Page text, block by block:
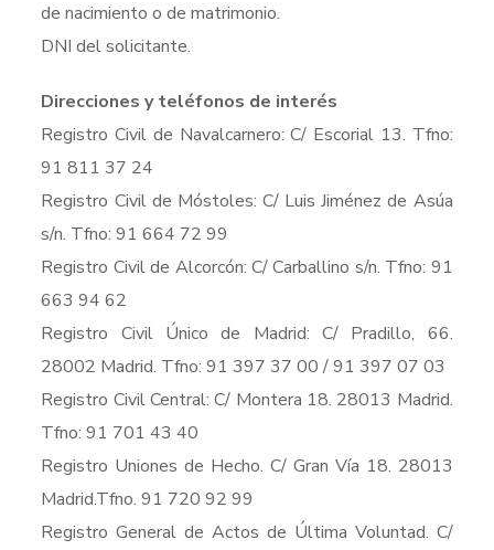
de nacimiento o de matrimonio.
DNI del solicitante.
Direcciones y teléfonos de interés
Registro Civil de Navalcarnero: C/ Escorial 13. Tfno:
91 811 37 24
Registro Civil de Móstoles: C/ Luis Jiménez de Asúa
s/n. Tfno: 91 664 72 99
Registro Civil de Alcorcón: C/ Carballino s/n. Tfno: 91
663 94 62
Registro Civil Único de Madrid: C/ Pradillo, 66.
28002 Madrid. Tfno: 91 397 37 00 / 91 397 07 03
Registro Civil Central: C/ Montera 18. 28013 Madrid.
Tfno: 91 701 43 40
Registro Uniones de Hecho. C/ Gran Vía 18. 28013
Madrid.Tfno. 91 720 92 99
Registro General de Actos de Última Voluntad. C/